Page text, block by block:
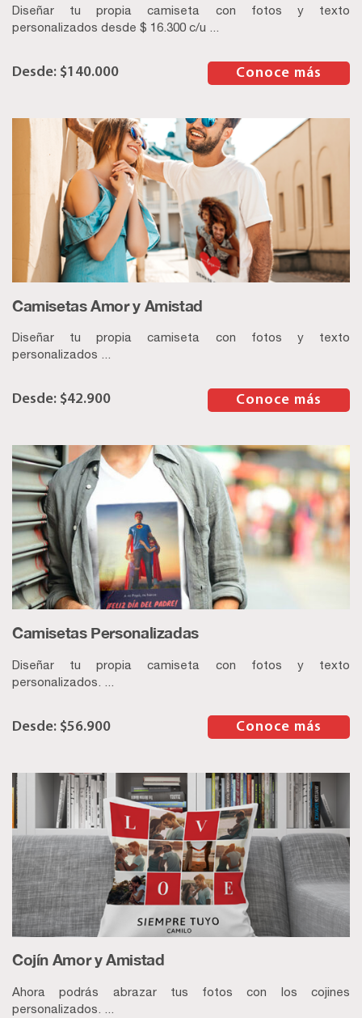
Diseñar tu propia camiseta con fotos y texto
personalizados desde $ 16.300 c/u ...
$140.000 Conoce más
Camisetas Amor y Amistad
Diseñar tu propia camiseta con fotos y texto
personalizados ...
$42.900 Conoce más
Camisetas Personalizadas
Diseñar tu propia camiseta con fotos y texto
personalizados. ...
$56.900 Conoce más
Cojín Amor y Amistad
Ahora podrás abrazar tus fotos con los cojines
personalizados. ...